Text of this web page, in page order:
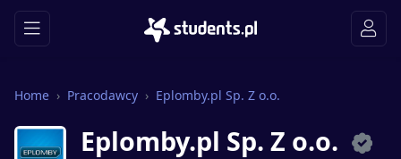
Home Pracodawcy Eplomby.pl Sp. Z o.o.
Eplomby.pl Sp. Z o.o.